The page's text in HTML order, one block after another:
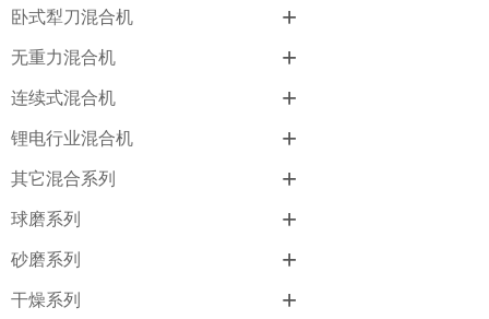
卧式犁刀混合机 +
无重力混合机 +
连续式混合机 +
锂电行业混合机 +
其它混合系列 +
球磨系列 +
砂磨系列 +
干燥系列 +